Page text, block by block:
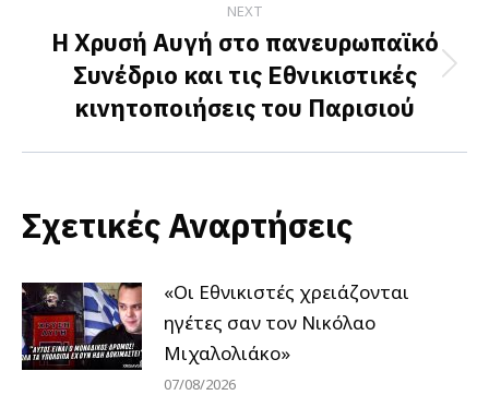
NEXT
Next
post:
Η Χρυσή Αυγή στο πανευρωπαϊκό
Συνέδριο και τις Εθνικιστικές
κινητοποιήσεις του Παρισιού
Σχετικές Αναρτήσεις
«Οι Εθνικιστές χρειάζονται
ηγέτες σαν τον Νικόλαο
Μιχαλολιάκο»
07/08/2026